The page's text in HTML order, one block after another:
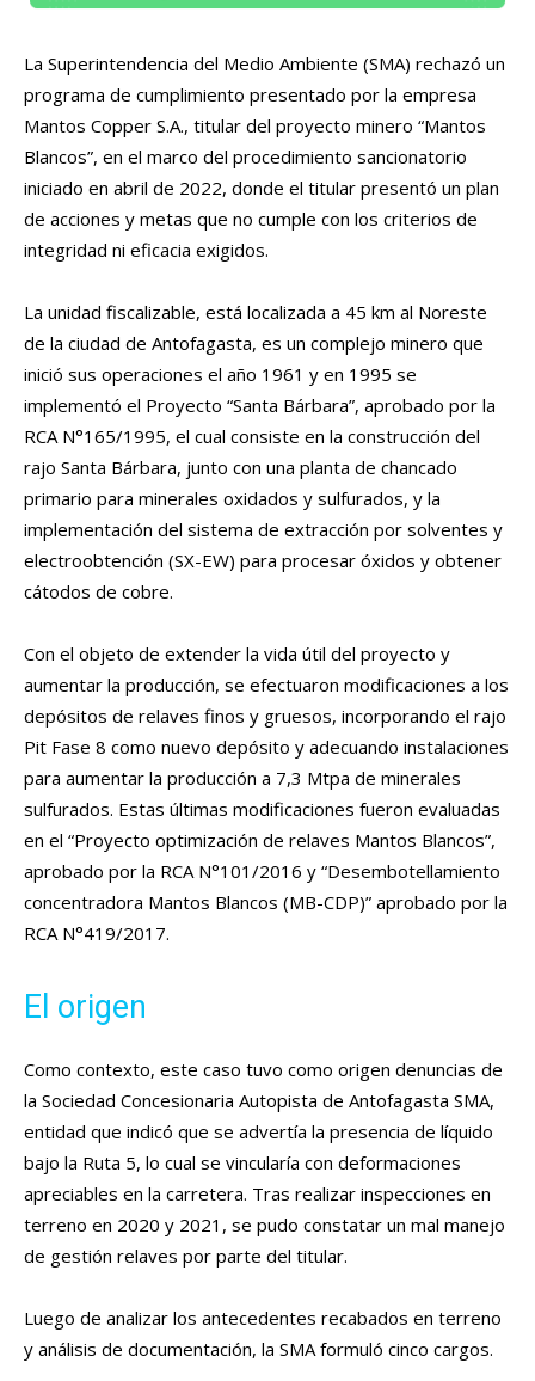
La Superintendencia del Medio Ambiente (SMA) rechazó un
programa de cumplimiento presentado por la empresa
Mantos Copper S.A., titular del proyecto minero “Mantos
Blancos”, en el marco del procedimiento sancionatorio
iniciado en abril de 2022, donde el titular presentó un plan
de acciones y metas que no cumple con los criterios de
integridad ni eficacia exigidos.
La unidad fiscalizable, está localizada a 45 km al Noreste
de la ciudad de Antofagasta, es un complejo minero que
inició sus operaciones el año 1961 y en 1995 se
implementó el Proyecto “Santa Bárbara”, aprobado por la
RCA N°165/1995, el cual consiste en la construcción del
rajo Santa Bárbara, junto con una planta de chancado
primario para minerales oxidados y sulfurados, y la
implementación del sistema de extracción por solventes y
electroobtención (SX-EW) para procesar óxidos y obtener
cátodos de cobre.
Con el objeto de extender la vida útil del proyecto y
aumentar la producción, se efectuaron modificaciones a los
depósitos de relaves finos y gruesos, incorporando el rajo
Pit Fase 8 como nuevo depósito y adecuando instalaciones
para aumentar la producción a 7,3 Mtpa de minerales
sulfurados. Estas últimas modificaciones fueron evaluadas
en el “Proyecto optimización de relaves Mantos Blancos”,
aprobado por la RCA N°101/2016 y “Desembotellamiento
concentradora Mantos Blancos (MB-CDP)” aprobado por la
RCA N°419/2017.
El origen
Como contexto, este caso tuvo como origen denuncias de
la Sociedad Concesionaria Autopista de Antofagasta SMA,
entidad que indicó que se advertía la presencia de líquido
bajo la Ruta 5, lo cual se vincularía con deformaciones
apreciables en la carretera. Tras realizar inspecciones en
terreno en 2020 y 2021, se pudo constatar un mal manejo
de gestión relaves por parte del titular.
Luego de analizar los antecedentes recabados en terreno
y análisis de documentación, la SMA formuló cinco cargos.